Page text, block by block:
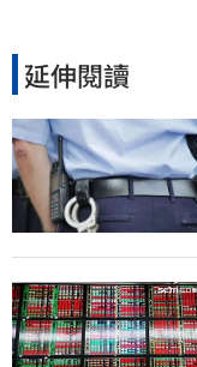
延伸閱讀